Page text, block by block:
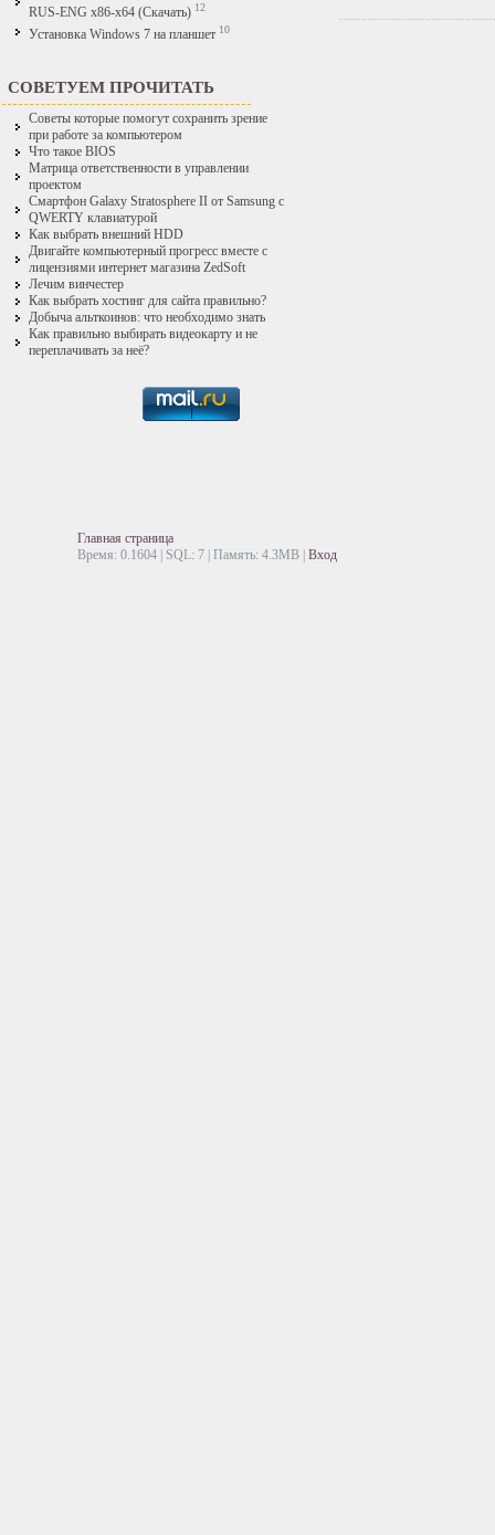
RUS-ENG x86-x64 (Скачать) 12
Установка Windows 7 на планшет 10
СОВЕТУЕМ ПРОЧИТАТЬ
Советы которые помогут сохранить зрение
при работе за компьютером
Что такое BIOS
Матрица ответственности в управлении
проектом
Смартфон Galaxy Stratosphere II от Samsung с
QWERTY клавиатурой
Как выбрать внешний HDD
Двигайте компьютерный прогресс вместе с
лицензиями интернет магазина ZedSoft
Лечим винчестер
Как выбрать хостинг для сайта правильно?
Добыча альткоинов: что необходимо знать
Как правильно выбирать видеокарту и не
переплачивать за неё?
Главная страница
Время: 0.1604 | SQL: 7 | Память: 4.3MB Вход